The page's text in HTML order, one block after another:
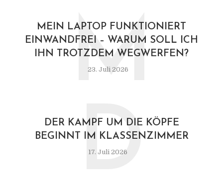
MEIN LAPTOP FUNKTIONIERT
EINWANDFREI – WARUM SOLL ICH
IHN TROTZDEM WEGWERFEN?
23. Juli 2026
M
DER KAMPF UM DIE KÖPFE
BEGINNT IM KLASSENZIMMER
17. Juli 2026
D